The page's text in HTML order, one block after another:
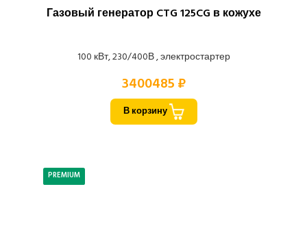
Газовый генератор CTG 125CG в кожухе
100 кВт, 230/400В , электростартер
3400485 ₽
В корзину
PREMIUM